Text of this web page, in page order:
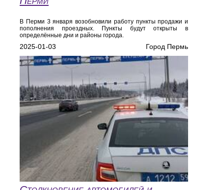
В Перми 3 января возобновили работу пункты продажи и
пополнения проездных. Пункты будут открыты в
определённые дни и районы города.
2025-01-03 Город Пермь